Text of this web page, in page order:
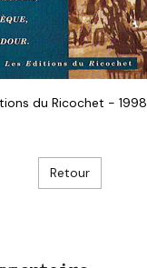
du Ricochet - 1998
Retour